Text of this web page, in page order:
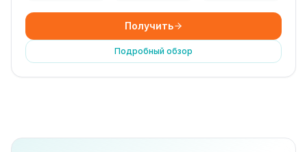
Получить
Подробный обзор